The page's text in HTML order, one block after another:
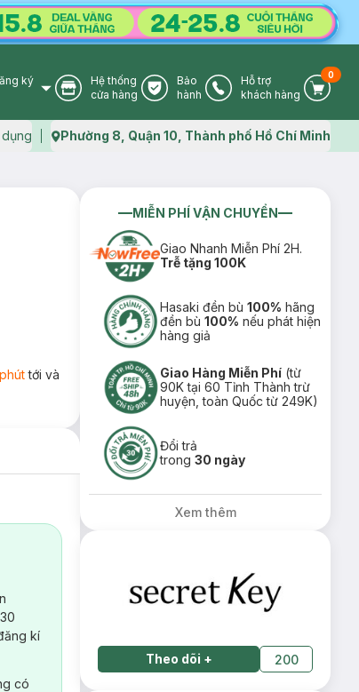
ký
Store Icon
Hệ thống
cửa hàng
Warranty Icon
Bảo
hành
Phone Icon
Hỗ trợ
khách hàng
Cart
0
Map icon
Phường 8, Quận 10, Thành phố Hồ Chí Minh
tới và
kí
có
MIỄN PHÍ VẬN CHUYỂN
Giao Nhanh Miễn Phí 2H.
Trễ tặng 100K
Hasaki đền bù100% hãng
đền bù100% nếu phát hiện
hàng giả
Giao Hàng Miễn Phí (từ
90K tại 60 Tỉnh Thành trừ
huyện, toàn Quốc từ 249K)
Đổi trả
trong30 ngày
Xem thêm
Theo dõi + 200